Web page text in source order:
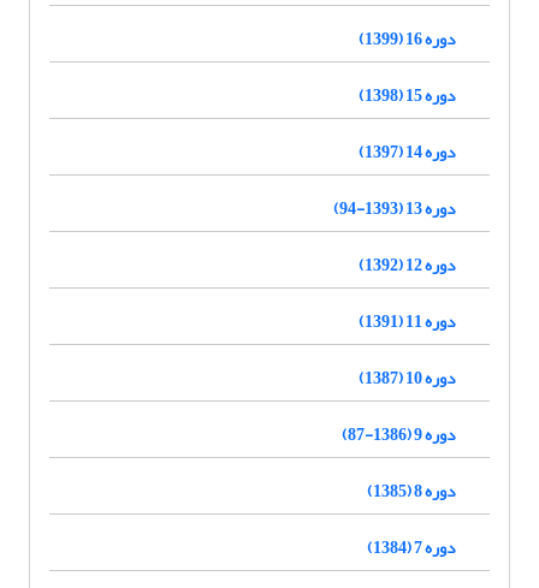
دوره 16 (1399)
دوره 15 (1398)
دوره 14 (1397)
دوره 13 (1393-94)
دوره 12 (1392)
دوره 11 (1391)
دوره 10 (1387)
دوره 9 (1386-87)
دوره 8 (1385)
دوره 7 (1384)